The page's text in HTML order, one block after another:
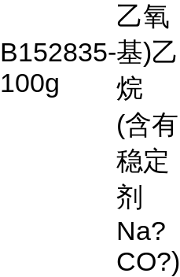
B152835-
100g
乙氧
基)乙
烷
(含有
稳定
剂
Na?
CO?)